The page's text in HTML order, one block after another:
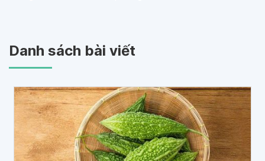
Danh sách bài viết